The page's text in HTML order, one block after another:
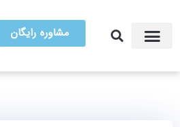
مشاوره رایگان